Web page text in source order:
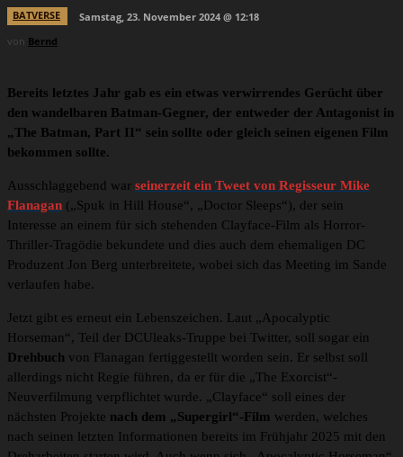
BATVERSE
Samstag, 23. November 2024 @ 12:18
von Bernd
Bereits letztes Jahr gab es ein etwas verwirrendes Gerücht über
den wandelbaren Batman-Gegner, der entweder der Antagonist in
„The Batman, Part II“ sein sollte oder gleich seinen eigenen Film
bekommen sollte.
Ausschlaggebend war seinerzeit ein Tweet von Regisseur Mike
Flanagan („Spuk in Hill House“, „Doctor Sleeps“), der sein
Interesse an einem für sich stehenden Clayface-Film als Horror-
Thriller-Tragödie bekundete und dies auch dem ehemaligen DC
Produzent Jon Berg unterbreitete, wobei sich das Meeting im Sande
verlaufen habe.
Jetzt gibt es erneut ein Lebenszeichen. Laut „Apocalyptic
Horseman“, Teil der DCUleaks-Truppe bei Twitter, soll sogar ein
Drehbuch von Flanagan fertiggestellt worden sein. Er selbst soll
allerdings nicht Regie führen, da er für die „The Exorcist“-
Neuverfilmung verpflichtet wurde. „Clayface“ soll eines der
nächsten Projekte nach dem „Supergirl“-Film werden, welches
nach seinen letzten Informationen bereits im Frühjahr 2025 mit den